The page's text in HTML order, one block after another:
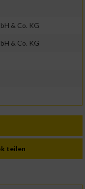
& Co. KG
& Co. KG
teilen